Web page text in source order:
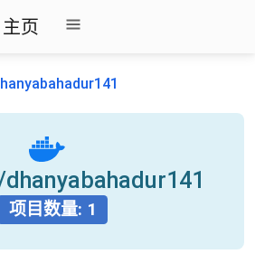
主页
项目数量: 1